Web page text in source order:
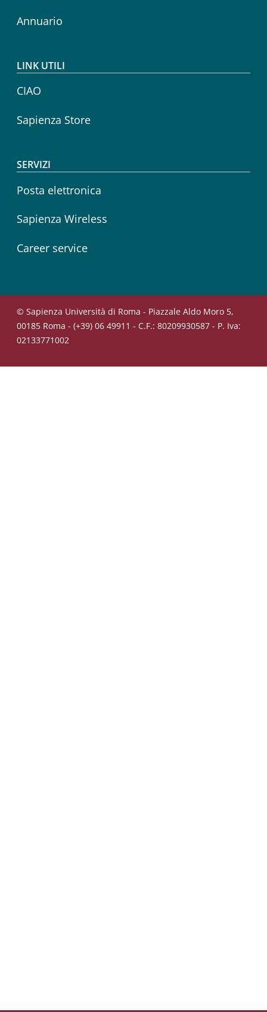
Annuario
LINK UTILI
CIAO
Sapienza Store
SERVIZI
Posta elettronica
Sapienza Wireless
Career service
© Sapienza Università di Roma - Piazzale Aldo Moro 5,
00185 Roma - (+39) 06 49911 - C.F.: 80209930587 - P. Iva:
02133771002